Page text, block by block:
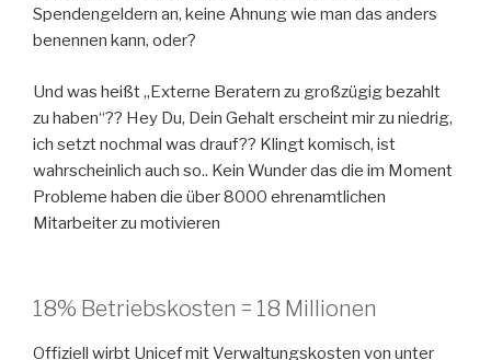
Spendengeldern an, keine Ahnung wie man das anders
benennen kann, oder?
Und was heißt „Externe Beratern zu großzügig bezahlt
zu haben“?? Hey Du, Dein Gehalt erscheint mir zu niedrig,
ich setzt nochmal was drauf?? Klingt komisch, ist
wahrscheinlich auch so.. Kein Wunder das die im Moment
Probleme haben die über 8000 ehrenamtlichen
Mitarbeiter zu motivieren
18% Betriebskosten = 18 Millionen
Offiziell wirbt Unicef mit Verwaltungskosten von unter